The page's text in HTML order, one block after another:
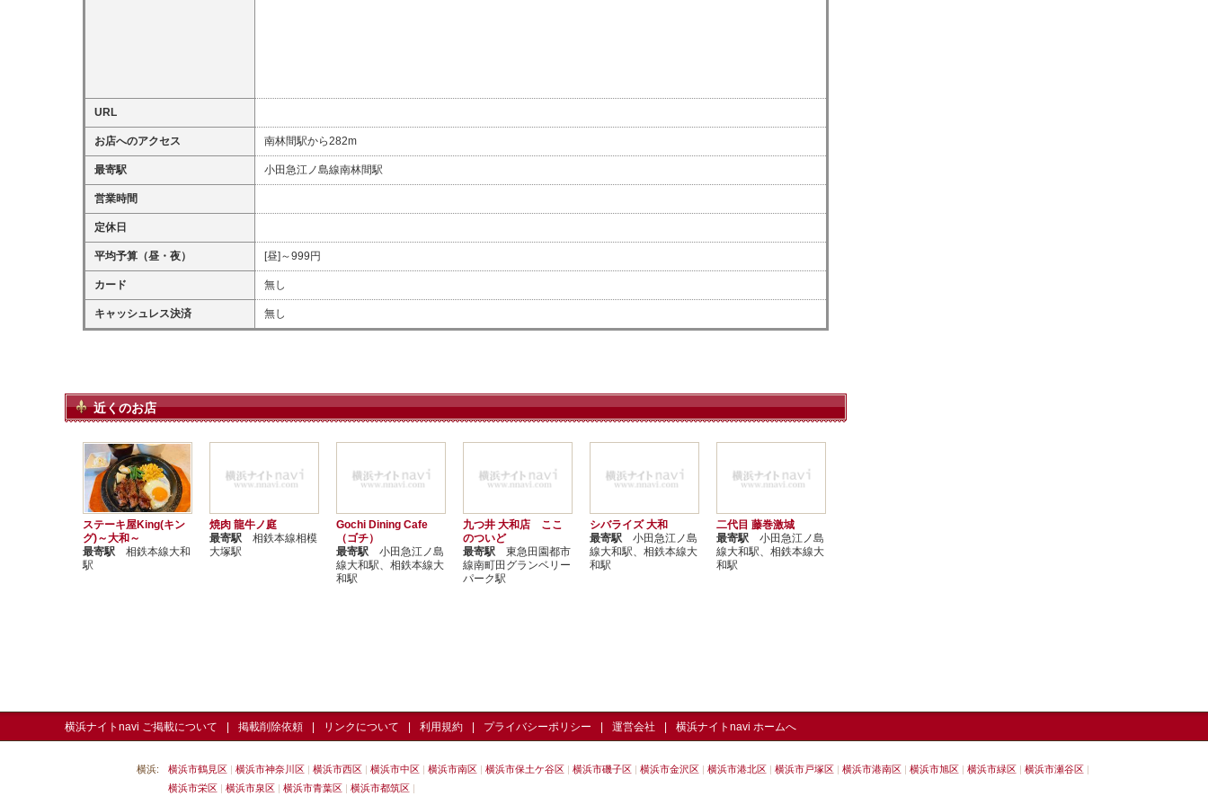
URL
お店へのアクセス 南林間駅から282m
最寄駅 小田急江ノ島線南林間駅
営業時間
定休日
平均予算（昼・夜） [昼]～999円
カード 無し
キャッシュレス決済 無し
近くのお店
ステーキ屋King(キン
グ)～大和～
最寄駅 相鉄本線大和
駅
焼肉 龍牛ノ庭
最寄駅 相鉄本線相模
大塚駅
Gochi Dining Cafe
（ゴチ）
最寄駅 小田急江ノ島
線大和駅、相鉄本線大
和駅
九つ井 大和店 ここ
のついど
最寄駅 東急田園都市
線南町田グランベリー
パーク駅
シバライズ 大和
最寄駅 小田急江ノ島
線大和駅、相鉄本線大
和駅
二代目 藤巻激城
最寄駅 小田急江ノ島
線大和駅、相鉄本線大
和駅
横浜ナイトnavi ご掲載について 掲載削除依頼 リンクについて 利用規約 プライバシーポリシー 運営会社 横浜ナイトnavi ホームへ
横浜: 横浜市鶴見区 横浜市神奈川区 横浜市西区 横浜市中区 横浜市南区 横浜市保土ケ谷区 横浜市磯子区 横浜市金沢区 横浜市港北区 横浜市戸塚区 横浜市港南区 横浜市旭区 横浜市緑区
横浜市瀬谷区
横浜市栄区
横浜市泉区 横浜市青葉区 横浜市都筑区